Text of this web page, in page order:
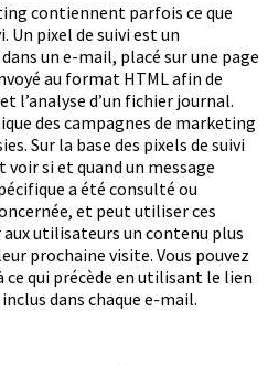
contiennent parfois ce que
Un pixel de suivi est un
un e-mail, placé sur une page
au format HTML afin de
l’analyse d’un fichier journal.
des campagnes de marketing
Sur la base des pixels de suivi
si et quand un message
a été consulté ou
et peut utiliser ces
utilisateurs un contenu plus
prochaine visite. Vous pouvez
qui précède en utilisant le lien
dans chaque e-mail.